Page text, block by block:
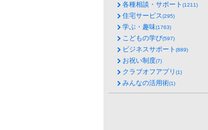
各種相談・サポート (1211)
住宅サービス(295)
学ぶ・趣味(1763)
こどもの学び(597)
ビジネスサポート (889)
お祝い制度(7)
クラブオフアプリ (1)
みんなの活用術(1)